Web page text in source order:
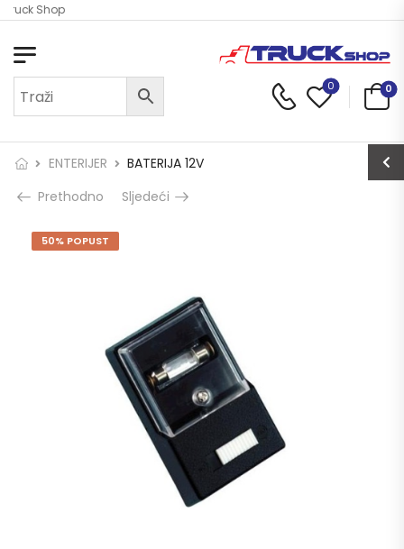
Shop
0 0
ENTERIJER
BATERIJA 12V
Prethodno
Sljedeći
50% POPUST